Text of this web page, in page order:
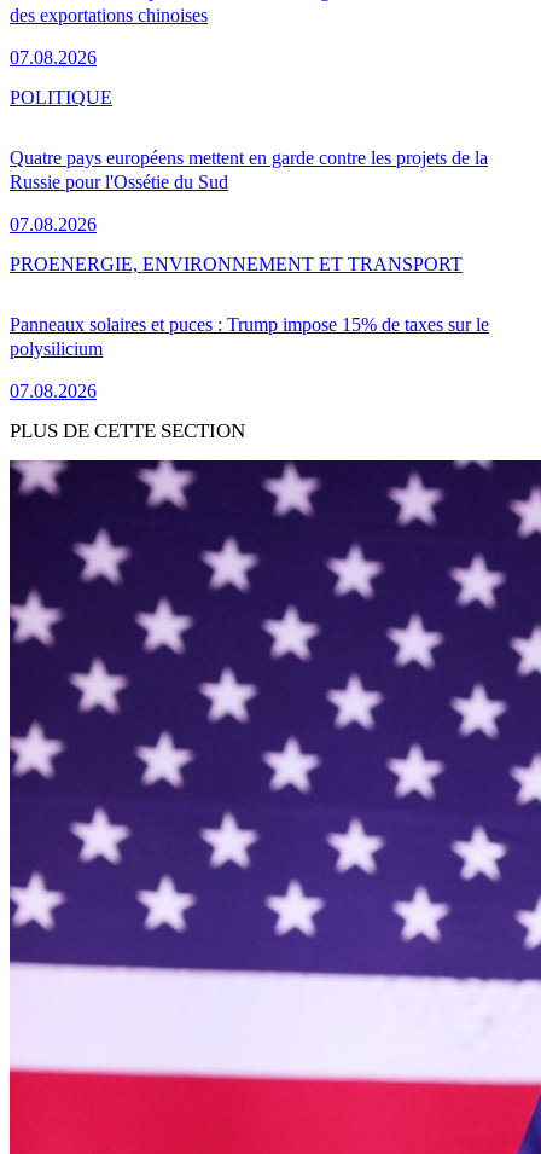
des exportations chinoises
07.08.2026
Quatre pays européens mettent en garde contre les projets de la
Russie pour l'Ossétie du Sud
07.08.2026
POLITIQUE
Panneaux solaires et puces : Trump impose 15% de taxes sur le
polysilicium
07.08.2026
PROENERGIE, ENVIRONNEMENT ET TRANSPORT
PLUS DE CETTE SECTION